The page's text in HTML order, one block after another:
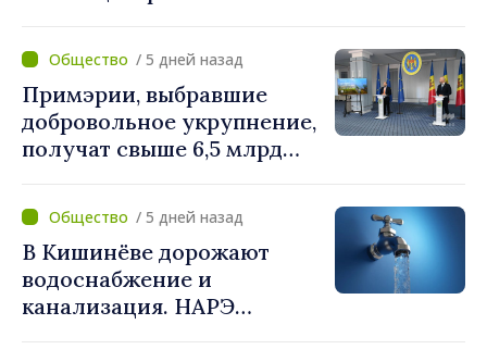
коммуникации и
противодействия
дезинформации
/ 5 дней назад
Примэрии, выбравшие
добровольное укрупнение,
получат свыше 6,5 млрд
«Правительство
предоставляет примэриям,
которые добровольно
объединяются,
беспрецедентный
/ 5 дней назад
В Кишинёве дорожают
водоснабжение и
канализация. НАРЭ